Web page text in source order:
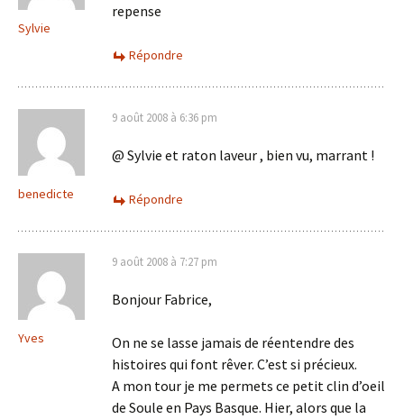
Sylvie
repense
Répondre
benedicte
9 août 2008 à 6:36 pm
@ Sylvie et raton laveur , bien vu, marrant !
Répondre
Yves
9 août 2008 à 7:27 pm
Bonjour Fabrice,
On ne se lasse jamais de réentendre des
histoires qui font rêver. C’est si précieux.
A mon tour je me permets ce petit clin d’oeil
de Soule en Pays Basque. Hier, alors que la